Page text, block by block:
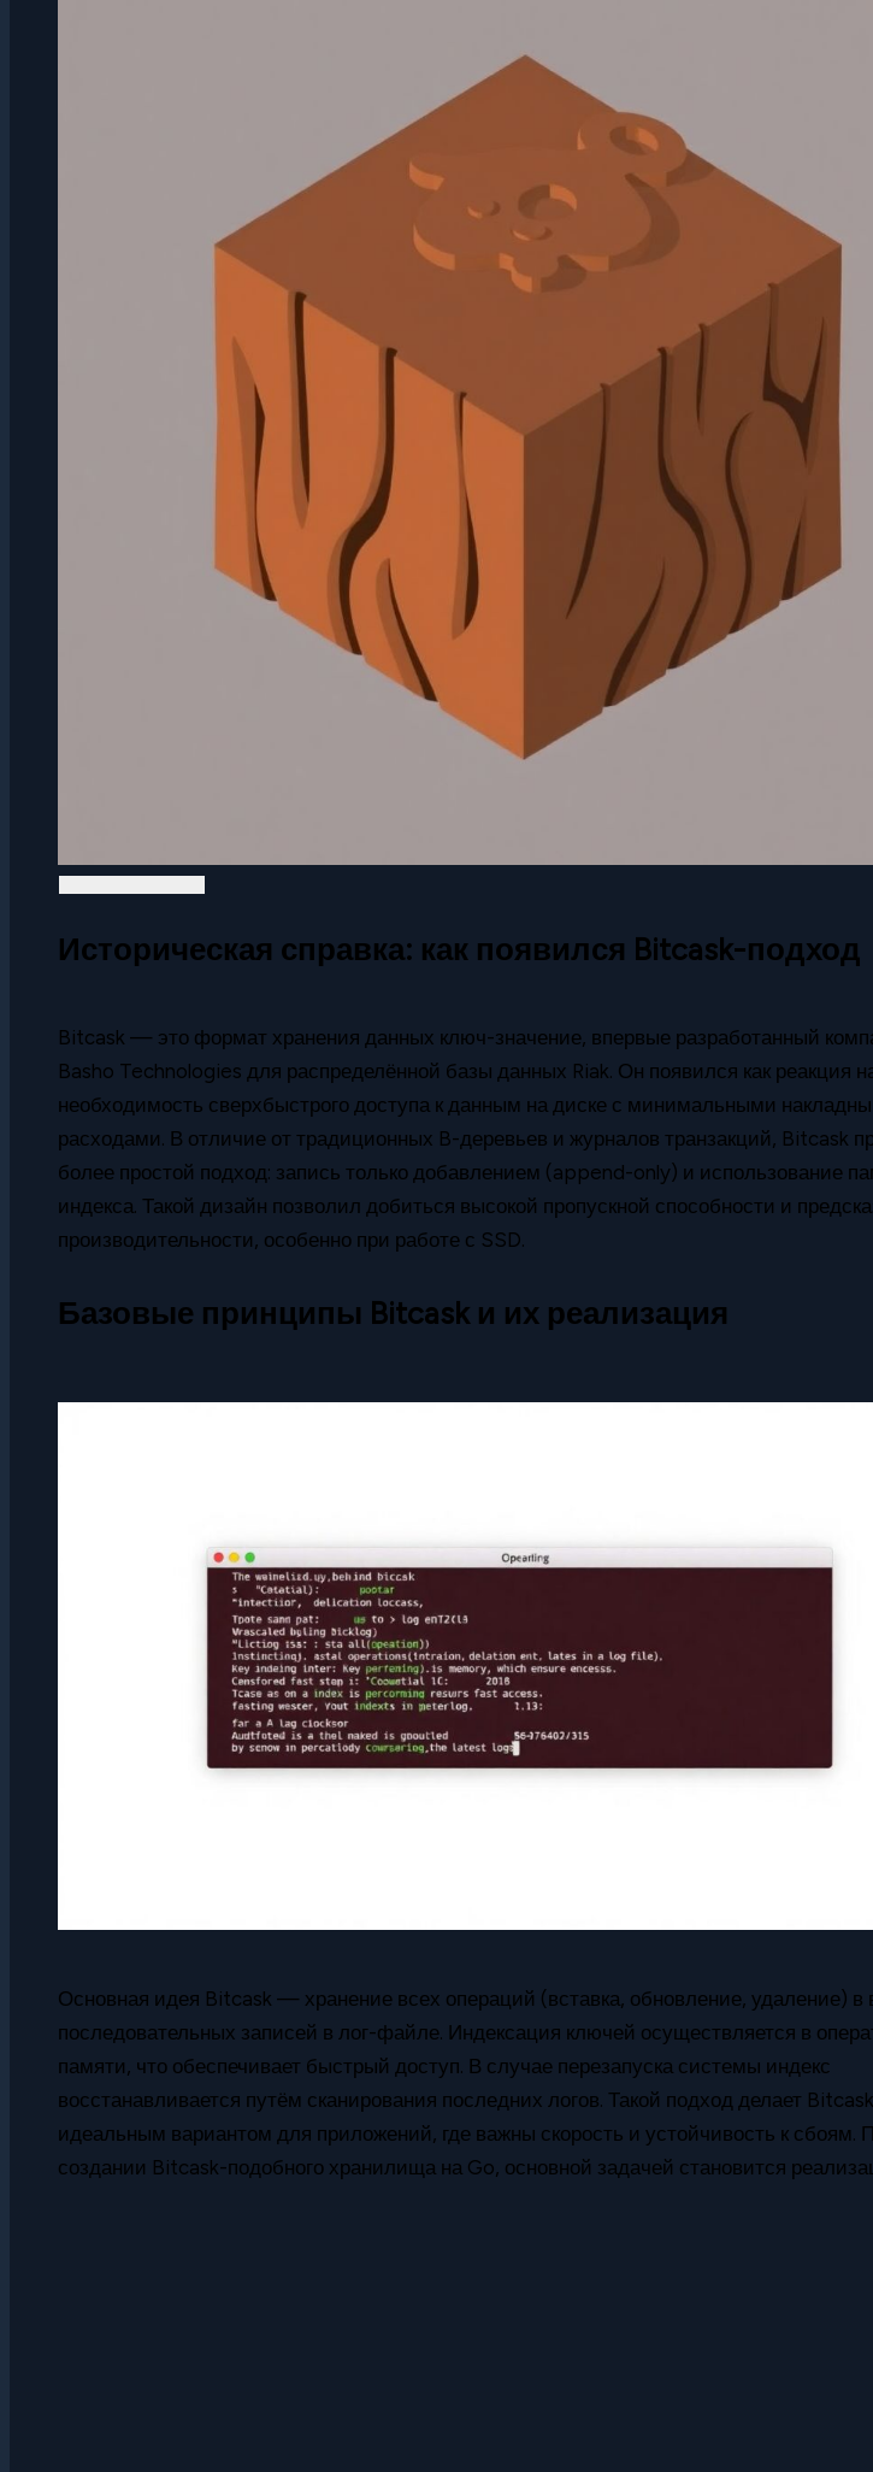
Историческая справка: как появился Bitcask-подход
Bitcask — это формат хранения данных ключ-значение, впервые разработанный
Basho Technologies для распределённой базы данных Riak. Он появился как реакция
необходимость сверхбыстрого доступа к данным на диске с минимальными
расходами. В отличие от традиционных B-деревьев и журналов транзакций, Bitcask
более простой подход: запись только добавлением (append-only) и использование
индекса. Такой дизайн позволил добиться высокой пропускной способности и
производительности, особенно при работе с SSD.
Базовые принципы Bitcask и их реализация
Основная идея Bitcask — хранение всех операций (вставка, обновление, удаление) в
последовательных записей в лог-файле. Индексация ключей осуществляется в
памяти, что обеспечивает быстрый доступ. В случае перезапуска системы индекс
восстанавливается путём сканирования последних логов. Такой подход делает Bitcask
идеальным вариантом для приложений, где важны скорость и устойчивость к сбоям.
создании Bitcask-подобного хранилища на Go, основной задачей становится